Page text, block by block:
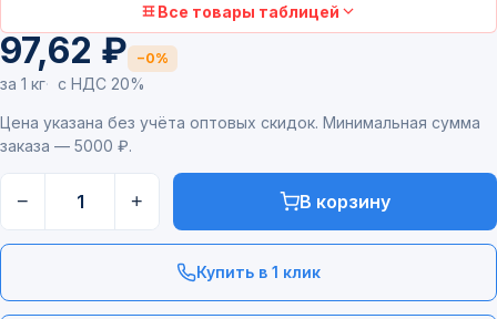
Все товары таблицей
97,62 ₽ −0%
за 1 кг с НДС 20%
Цена указана без учёта оптовых скидок. Минимальная сумма
заказа — 5000 ₽.
− + В корзину
Купить в 1 клик